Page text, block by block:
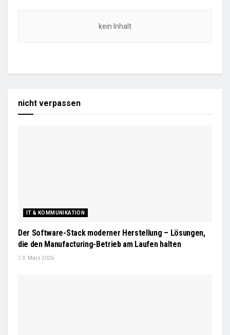
kein Inhalt
nicht verpassen
IT & KOMMUNIKATION
Der Software-Stack moderner Herstellung – Lösungen,
die den Manufacturing-Betrieb am Laufen halten
3. März 2026